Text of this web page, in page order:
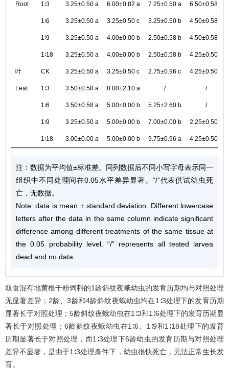
Root 1∶3 3.25±0.50 a 6.00±0.82 a 7.25±0.50 a 6.50±0.58 a
1∶6 3.25±0.50 a 3.25±0.50 c 3.25±0.50 b 4.50±0.58 b
1∶9 3.25±0.50 a 4.00±0.00 b 2.50±0.58 b 4.50±0.58 b
1∶18 3.25±0.50 a 4.00±0.00 b 2.50±0.58 b 4.25±0.50 b
叶 CK 3.25±0.50 a 3.25±0.50 c 2.75±0.96 c 4.25±0.50 a
Leaf 1∶3 3.50±0.58 a 8.00±2.10 a / /
1∶6 3.50±0.58 a 5.00±0.00 b 5.25±2.60 b /
1∶9 3.25±0.50 a 5.00±0.00 b 7.00±0.00 b 2.25±0.50 b
1∶18 3.00±0.00 a 5.00±0.00 b 9.75±0.96 a 4.25±0.50 a
注：数据为平均值±标准差。同列数据后不同小写字母表示同一
组织中不同处理间在0.05水平差异显著。“/”代表供试幼虫死
亡，无数据。
Note: data is mean ± standard deviation. Different lowercase
letters after the data in the same column indicate significant
difference among different treatments of the same tissue at
the 0.05 probability level. “/” represents all tested larvea
dead and no data.
取食混有地黄根干粉饲料的1龄斜纹夜蛾幼虫的发育历期均与对照处理
无显著差异；2龄、3龄和4龄斜纹夜蛾幼虫均在1∶3处理下的发育历期
显著长于对照处理；5龄斜纹夜蛾幼虫在1∶3和1∶6处理下的发育历期显
著长于对照处理；6龄斜纹夜蛾幼虫在1∶6、1∶9和1∶18处理下的发育
历期显著长于对照处理，而1∶3处理下6龄幼虫的发育历期与对照处理
差异不显著，是由于1∶3处理条件下，幼虫很快死亡，无法正常生长发
育。